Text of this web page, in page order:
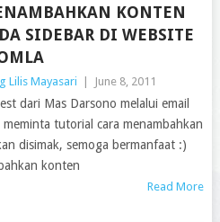
KONTEN
SIDEBAR DI WEBSITE
Lilis Mayasari June 8, 2011
dari Mas Darsono melalui email
tutorial cara menambahkan
disimak, semoga bermanfaat :)
konten
Read More